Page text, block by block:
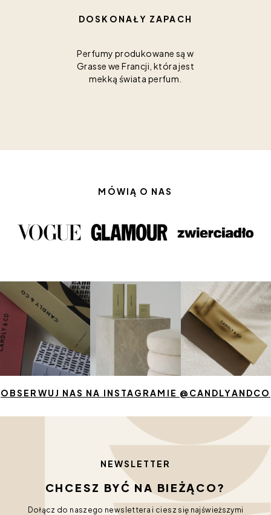
DOSKONAŁY ZAPACH
Perfumy produkowane są w
Grasse we Francji, która jest
mekką świata perfum.
MÓWIĄ O NAS
OBSERWUJ NAS NA INSTAGRAMIE @CANDLYANDCO
NEWSLETTER
CHCESZ BYĆ NA BIEŻĄCO?
Dołącz do naszego newslettera i ciesz się najświeższymi